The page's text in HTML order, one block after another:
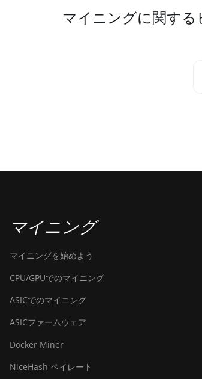
マイニングに関する
マイニング
マイニングを始めよう
CPU/GPUでのマイニング
ASICでのマイニング
ASICファームウェア
Docker Miner
NiceHash ペイレート